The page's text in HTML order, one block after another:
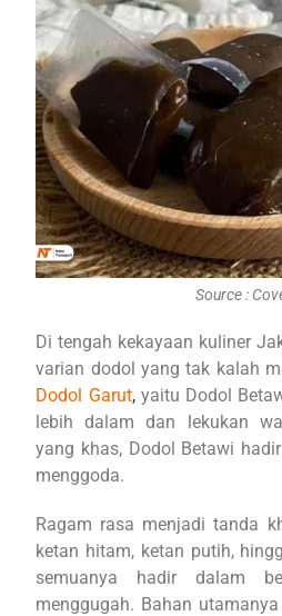
Source :
Di tengah kekayaan kuliner
varian dodol yang tak kalah
Dodol Garut,yaitu Dodol
lebih dalam dan lekukan
yang khas, Dodol Betawi
menggoda.
Ragam rasa menjadi tanda
ketan hitam, ketan putih,
semuanya hadir dalam
menggugah. Bahan